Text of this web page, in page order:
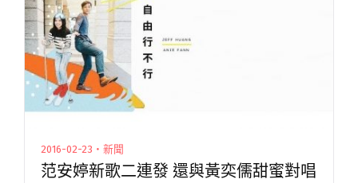
唱手法成就琅琅上口的〈Fly Out〉"
2016-02-23・新聞
范安婷新歌二連發 還與黃奕儒甜蜜對唱